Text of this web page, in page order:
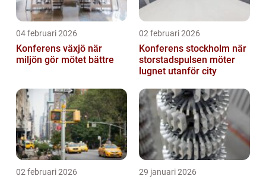
04 februari 2026
Konferens växjö när
miljön gör mötet bättre
02 februari 2026
Konferens stockholm när
storstadspulsen möter
lugnet utanför city
02 februari 2026 29 januari 2026